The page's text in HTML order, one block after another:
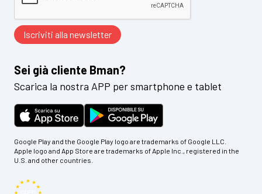
Sei già cliente Bman?
Scarica la nostra APP per smartphone e tablet
Google Play and the Google Play logo are trademarks of Google LLC.
Apple logo and App Store are trademarks of Apple Inc., registered in the
U.S. and other countries.